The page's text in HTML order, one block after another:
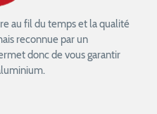
au fil du temps et la qualité
reconnue par un
donc de vous garantir